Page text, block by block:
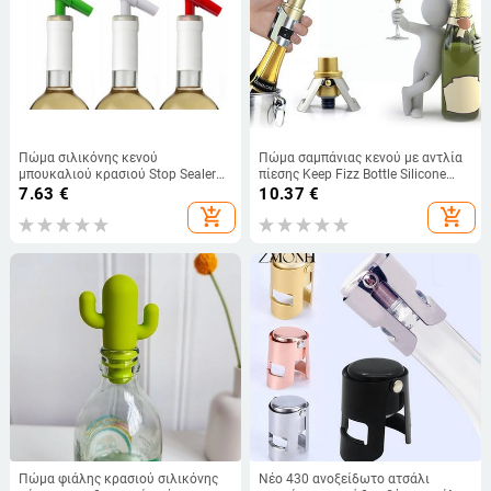
Πώμα σιλικόνης κενού
μπουκαλιού κρασιού Stop Sealer
Beer Beverage Wine Cork Βύσμα
μικροφώνου σχήμα Barware Party
Bar Tools Χωρίς διαρροή
7.63 €
add_shopping_cart
Πώμα σαμπάνιας κενού με αντλία
πίεσης Keep Fizz Bottle Silicone
Prosecco Caps Wine New Plugs
Cava Bubbly Sparkling Se Y7v8
10.37 €
add_shopping_cart
Πώμα φιάλης κρασιού σιλικόνης
Νέο 430 ανοξείδωτο ατσάλι